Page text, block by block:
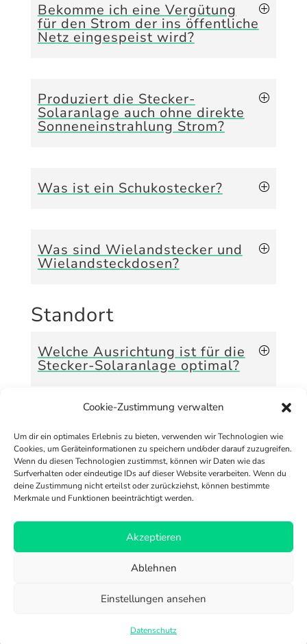
Cookie-Zustimmung verwalten
Um dir ein optimales Erlebnis zu bieten, verwenden wir Technologien wie
Cookies, um Geräteinformationen zu speichern und/oder darauf zuzugreifen.
Wenn du diesen Technologien zustimmst, können wir Daten wie das
Surfverhalten oder eindeutige IDs auf dieser Website verarbeiten. Wenn du
deine Zustimmung nicht erteilst oder zurückziehst, können bestimmte
Merkmale und Funktionen beeinträchtigt werden.
Akzeptieren
Ablehnen
Einstellungen ansehen
Datenschutz
Bekomme ich eine Vergütung
für den Strom der ins öffentliche
Netz eingespeist wird?
Produziert die Stecker-
Solaranlage auch ohne direkte
Sonneneinstrahlung Strom?
Was ist ein Schukostecker?
Was sind Wielandstecker und
Wielandsteckdosen?
Standort
Welche Ausrichtung ist für die
Stecker-Solaranlage optimal?
Aufstellortes beachten?
Versand & Zahlung
Richtlinie für Rückerstattungen und Rückgaben
FAQ
Impressum
Cookie-Richtlinie (EU)
Datenschutz